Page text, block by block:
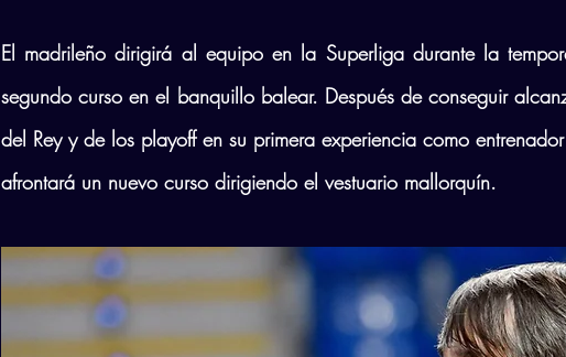
El madrileño dirigirá al equipo en la Superliga durante la
segundo curso en el banquillo balear. Después de conseguir
del Rey y de los playoff en su primera experiencia como
afrontará un nuevo curso dirigiendo el vestuario mallorquín.